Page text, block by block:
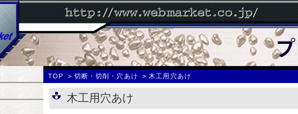
TOP 切断・切削・穴あけ 木工用穴あけ
木工用穴あけ